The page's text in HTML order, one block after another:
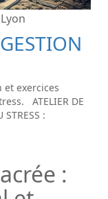
exercices
ATELIER DE
STRESS :
: